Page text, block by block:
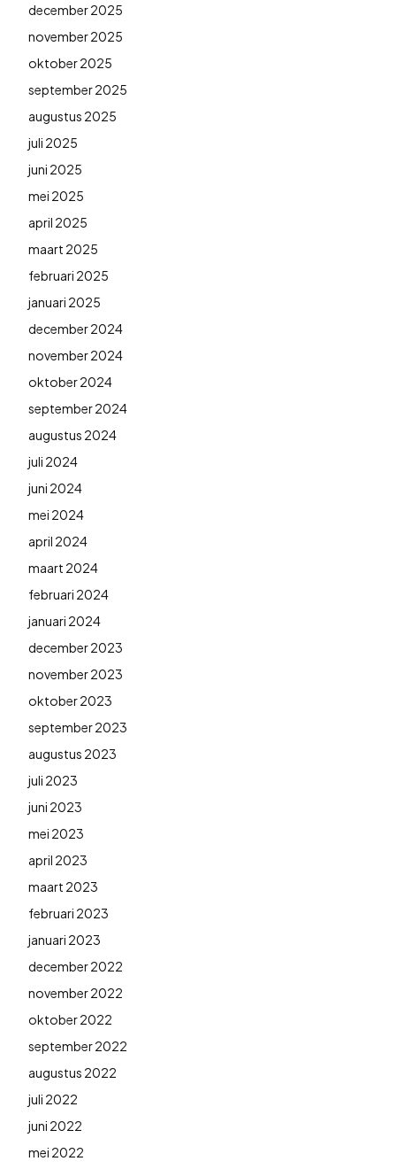
december 2025
november 2025
oktober 2025
september 2025
augustus 2025
juli 2025
juni 2025
mei 2025
april 2025
maart 2025
februari 2025
januari 2025
december 2024
november 2024
oktober 2024
september 2024
augustus 2024
juli 2024
juni 2024
mei 2024
april 2024
maart 2024
februari 2024
januari 2024
december 2023
november 2023
oktober 2023
september 2023
augustus 2023
juli 2023
juni 2023
mei 2023
april 2023
maart 2023
februari 2023
januari 2023
december 2022
november 2022
oktober 2022
september 2022
augustus 2022
juli 2022
juni 2022
mei 2022